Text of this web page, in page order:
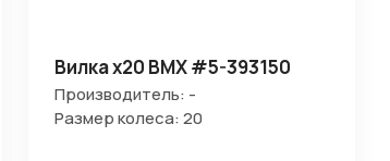
Вилка х20 BMX #5-393150
Производитель: -
Размер колеса: 20